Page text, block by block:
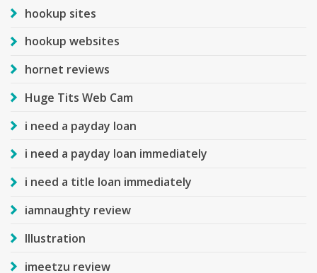
hookup sites
hookup websites
hornet reviews
Huge Tits Web Cam
i need a payday loan
i need a payday loan immediately
i need a title loan immediately
iamnaughty review
Illustration
imeetzu review